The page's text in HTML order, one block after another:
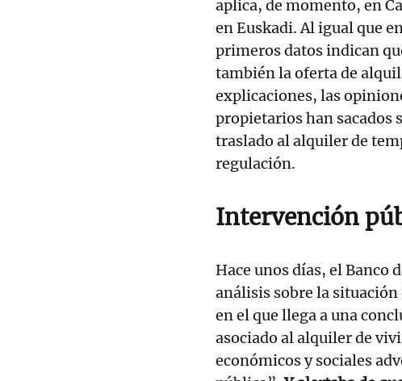
aplica, de momento, en
en Euskadi. Al igual que
primeros datos indican
también la oferta de
explicaciones, las
propietarios han sacados
traslado al alquiler de
regulación.
Intervención
Hace unos días, el Banco
análisis sobre la
en el que llega a una
asociado al alquiler de
económicos y sociales